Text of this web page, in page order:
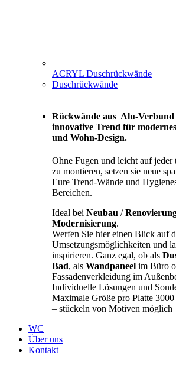
ACRYL Duschrückwände
Duschrückwände
Rückwände aus Alu-Verbund
innovative Trend für
und Wohn-Design.
Ohne Fugen und leicht auf jeder
zu montieren, setzen sie neue
Eure Trend-Wände und
Bereichen.
Ideal bei Neubau /
Modernisierung.
Werfen Sie hier einen Blick auf
Umsetzungsmöglichkeiten und
inspirieren. Ganz egal, ob als
Bad, als Wandpaneel im Büro
Fassadenverkleidung im
Individuelle Lösungen und
Maximale Größe pro Platte
– stückeln von Motiven möglich
WC
Über uns
Kontakt